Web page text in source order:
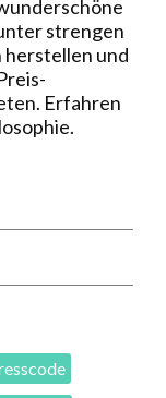
strengen
und
Erfahren